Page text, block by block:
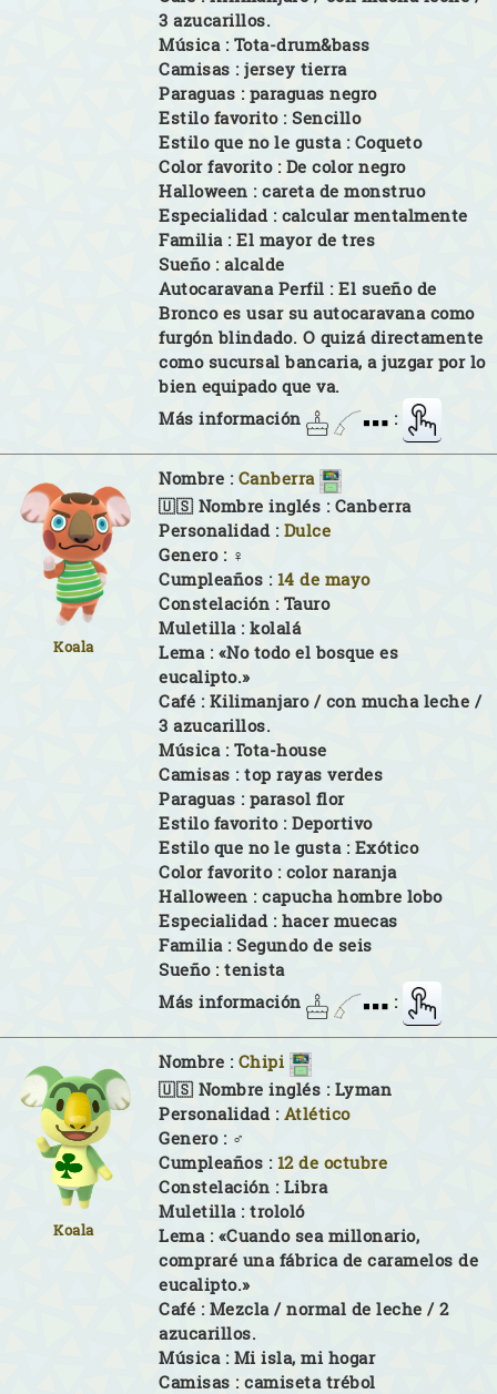
3 azucarillos.
Música : Tota-drum&bass
Camisas : jersey tierra
Paraguas : paraguas negro
Estilo favorito : Sencillo
Estilo que no le gusta : Coqueto
Color favorito : De color negro
Halloween : careta de monstruo
Especialidad : calcular mentalmente
Familia : El mayor de tres
Sueño : alcalde
Autocaravana Perfil : El sueño de
Bronco es usar su autocaravana como
furgón blindado. O quizá directamente
como sucursal bancaria, a juzgar por lo
bien equipado que va.
Más información
:
Koala
Nombre : Canberra
🇺🇸 Nombre inglés : Canberra
Personalidad : Dulce
Genero : ♀
Cumpleaños : 14 de mayo
Constelación : Tauro
Muletilla : kolalá
Lema : «No todo el bosque es
eucalipto.»
Café : Kilimanjaro / con mucha leche /
3 azucarillos.
Música : Tota-house
Camisas : top rayas verdes
Paraguas : parasol flor
Estilo favorito : Deportivo
Estilo que no le gusta : Exótico
Color favorito : color naranja
Halloween : capucha hombre lobo
Especialidad : hacer muecas
Familia : Segundo de seis
Sueño : tenista
Más información
:
Koala
Nombre : Chipi
🇺🇸 Nombre inglés : Lyman
Personalidad : Atlético
Genero : ♂
Cumpleaños : 12 de octubre
Constelación : Libra
Muletilla : trololó
Lema : «Cuando sea millonario,
compraré una fábrica de caramelos de
eucalipto.»
Café : Mezcla / normal de leche / 2
azucarillos.
Música : Mi isla, mi hogar
Camisas : camiseta trébol